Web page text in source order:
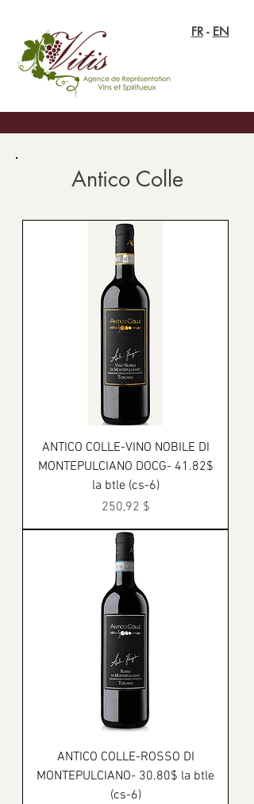
FR- EN
Antico Colle
ANTICO COLLE-VINO NOBILE DI
MONTEPULCIANO DOCG- 41.82$
la btle (cs-6)
Prix
250,92 $
ANTICO COLLE-ROSSO DI
MONTEPULCIANO- 30.80$ la btle
(cs-6)